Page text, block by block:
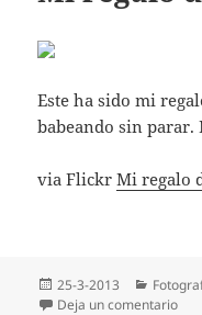
Este ha sido mi
babeando sin
via FlickrMi regalo
Publicado
el
25-3-2013
Deja un comentarioen